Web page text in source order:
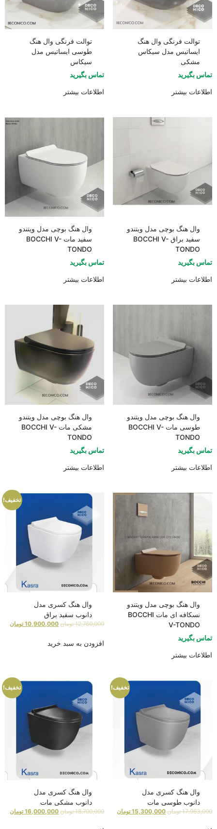
توالت فرنگی وال هنگ
ایساتیس مدل سیکاس
مشکی
تماس بگیرید
اطلاعات بیشتر
توالت فرنگی وال هنگ
طوسی ایساتیس مدل
سیکاس
تماس بگیرید
اطلاعات بیشتر
وال هنگ بوچی مدل ویتندو
سفید براق BOCCHI V-
TONDO
تماس بگیرید
اطلاعات بیشتر
وال هنگ بوچی مدل ویتندو
سفید مات BOCCHI V-
TONDO
تماس بگیرید
اطلاعات بیشتر
وال هنگ بوچی مدل ویتندو
طوسی مات BOCCHI V-
TONDO
تماس بگیرید
اطلاعات بیشتر
وال هنگ بوچی مدل ویتندو
مشکی مات BOCCHI V-
TONDO
تماس بگیرید
اطلاعات بیشتر
وال هنگ بوچی مدل ویتندو
نسکافه ای مات BOCCHI
V-TONDO
تماس بگیرید
اطلاعات بیشتر
تخفیف!
وال هنگ کسری مدل
دانوب سفید براق
12,760,000 تومان 10,900,000 تومان
افزودن به سبد خرید
تخفیف!
وال هنگ کسری مدل
دانوب طوسی مات
17,963,000 تومان 15,300,000 تومان
تخفیف!
وال هنگ کسری مدل
دانوب مشکی مات
18,700,000 تومان 16,000,000 تومان